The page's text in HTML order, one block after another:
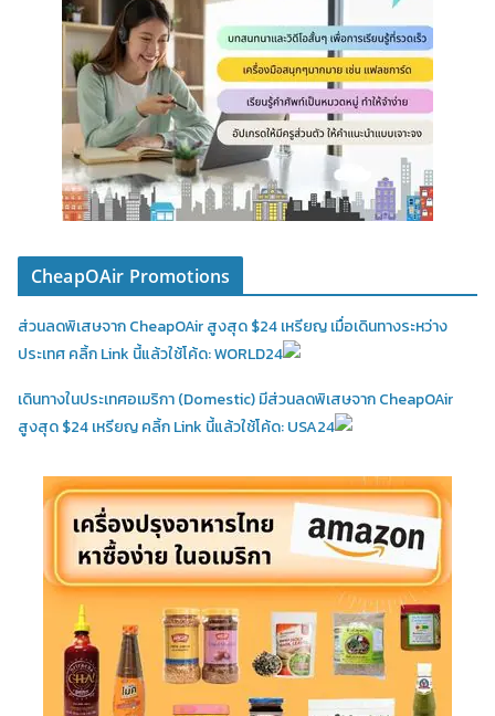
CheapOAir Promotions
ส่วนลดพิเสษจาก CheapOAir สูงสุด $24 เหรียญ เมื่อเดินทางระหว่าง
ประเทศ คลิ้ก Link นี้แล้วใช้โค้ด: WORLD24
เดินทางในประเทศอเมริกา (Domestic)มีส่วนลดพิเสษจาก CheapOAir
สูงสุด $24 เหรียญ คลิ้ก Link นี้แล้วใช้โค้ด: USA24